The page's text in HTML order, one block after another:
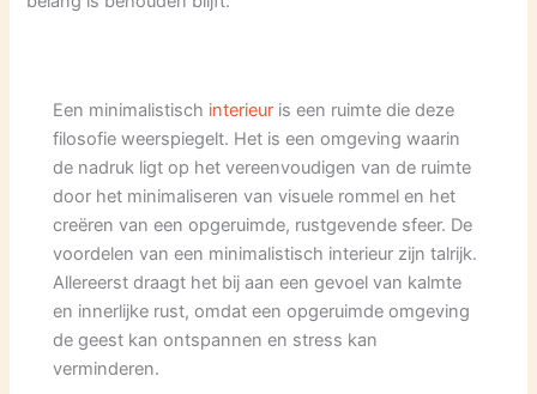
Een minimalistisch interieur is een ruimte die deze
filosofie weerspiegelt. Het is een omgeving waarin
de nadruk ligt op het vereenvoudigen van de ruimte
door het minimaliseren van visuele rommel en het
creëren van een opgeruimde, rustgevende sfeer. De
voordelen van een minimalistisch interieur zijn talrijk.
Allereerst draagt het bij aan een gevoel van kalmte
en innerlijke rust, omdat een opgeruimde omgeving
de geest kan ontspannen en stress kan
verminderen.